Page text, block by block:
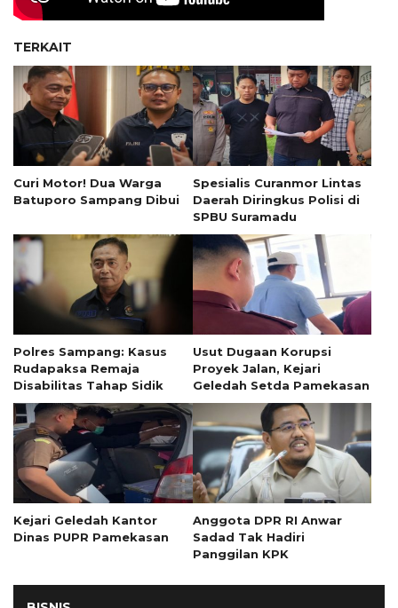
TERKAIT
Curi Motor! Dua Warga
Batuporo Sampang Dibui
Spesialis Curanmor Lintas
Daerah Diringkus Polisi di
SPBU Suramadu
Polres Sampang: Kasus
Rudapaksa Remaja
Disabilitas Tahap Sidik
Usut Dugaan Korupsi
Proyek Jalan, Kejari
Geledah Setda Pamekasan
Kejari Geledah Kantor
Dinas PUPR Pamekasan
Anggota DPR RI Anwar
Sadad Tak Hadiri
Panggilan KPK